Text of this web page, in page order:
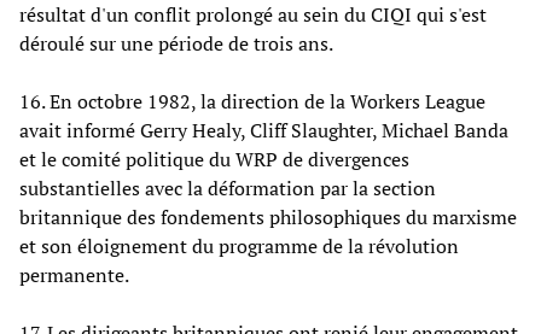
résultat d'un conflit prolongé au sein du CIQI qui s'est
déroulé sur une période de trois ans.
16. En octobre 1982, la direction de la Workers League
avait informé Gerry Healy, Cliff Slaughter, Michael Banda
et le comité politique du WRP de divergences
substantielles avec la déformation par la section
britannique des fondements philosophiques du marxisme
et son éloignement du programme de la révolution
permanente.